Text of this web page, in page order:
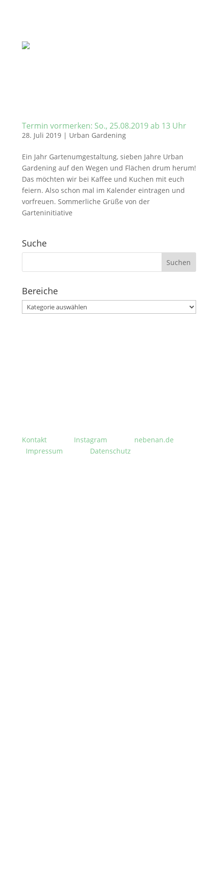
Termin vormerken: So., 25.08.2019 ab 13 Uhr
28. Juli 2019| Urban Gardening
Ein Jahr Gartenumgestaltung, sieben Jahre Urban
Gardening auf den Wegen und Flächen drum herum!
Das möchten wir bei Kaffee und Kuchen mit euch
feiern. Also schon mal im Kalender eintragen und
vorfreuen. Sommerliche Grüße von der
Garteninitiative
Suche
Suchen
Bereiche
Bereiche
Kontakt Instagram
nebenan.de
Impressum
Datenschutz